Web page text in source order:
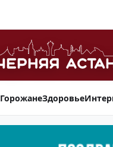
ГорожанеЗдоровье